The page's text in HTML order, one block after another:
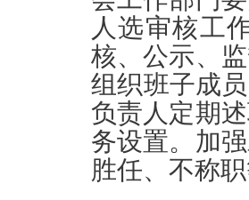
人选审核工
核、公示、
组织班子成
负责人定期
务设置。加
胜任、不称